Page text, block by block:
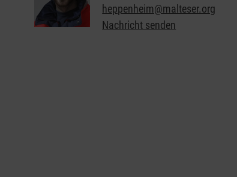
heppenheim@malteser.org
Nachricht senden